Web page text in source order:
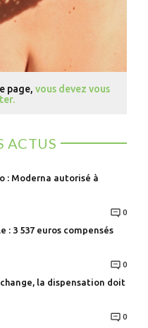
page, vous devez vous
ACTUS
: Moderna autorisé à
0
: 3 537 euros compensés
0
la dispensation doit
0